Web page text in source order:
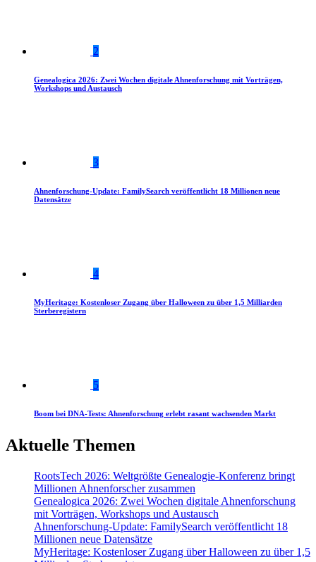
2
Genealogica 2026: Zwei Wochen digitale Ahnenforschung mit Vorträgen,
Workshops und Austausch
3
Ahnenforschung-Update: FamilySearch veröffentlicht 18 Millionen neue
Datensätze
4
MyHeritage: Kostenloser Zugang über Halloween zu über 1,5 Milliarden
Sterberegistern
5
Boom bei DNA-Tests: Ahnenforschung erlebt rasant wachsenden Markt
Aktuelle Themen
RootsTech 2026: Weltgrößte Genealogie-Konferenz bringt
Millionen Ahnenforscher zusammen
Genealogica 2026: Zwei Wochen digitale Ahnenforschung
mit Vorträgen, Workshops und Austausch
Ahnenforschung-Update: FamilySearch veröffentlicht 18
Millionen neue Datensätze
MyHeritage: Kostenloser Zugang über Halloween zu über 1,5